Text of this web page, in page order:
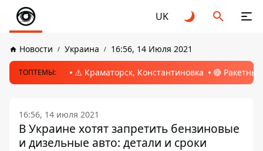
UK
Новости Украина 16:56, 14 Июля 2021
ТОПТЕМЫ: ⚠️ Краматорск, Константиновка 🔴
16:56, 14 июля 2021
В Украине хотят запретить бензиновые
и дизельные авто: детали и сроки